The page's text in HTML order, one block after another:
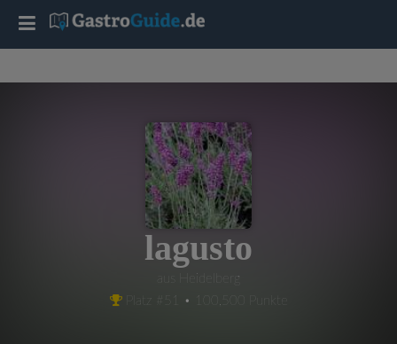
lagusto
aus Heidelberg
Platz #51 • 100,500 Punkte
T